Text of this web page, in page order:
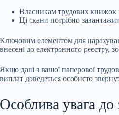
Власникам трудових книжок
Ці скани потрібно
Ключовим елементом для
внесені до електронного реєстру,
Якщо дані з вашої паперової
виплат доведеться особисто
Особлива увага до